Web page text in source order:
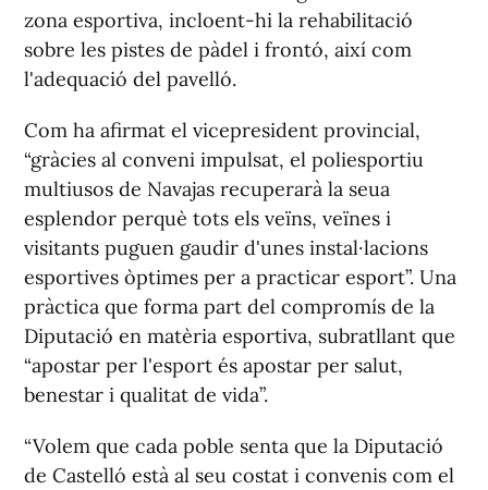
zona esportiva, incloent-hi la rehabilitació
sobre les pistes de pàdel i frontó, així com
l'adequació del pavelló.
Com ha afirmat el vicepresident provincial,
“gràcies al conveni impulsat, el poliesportiu
multiusos de Navajas recuperarà la seua
esplendor perquè tots els veïns, veïnes i
visitants puguen gaudir d'unes instal·lacions
esportives òptimes per a practicar esport”. Una
pràctica que forma part del compromís de la
Diputació en matèria esportiva, subratllant que
“apostar per l'esport és apostar per salut,
benestar i qualitat de vida”.
“Volem que cada poble senta que la Diputació
de Castelló està al seu costat i convenis com el